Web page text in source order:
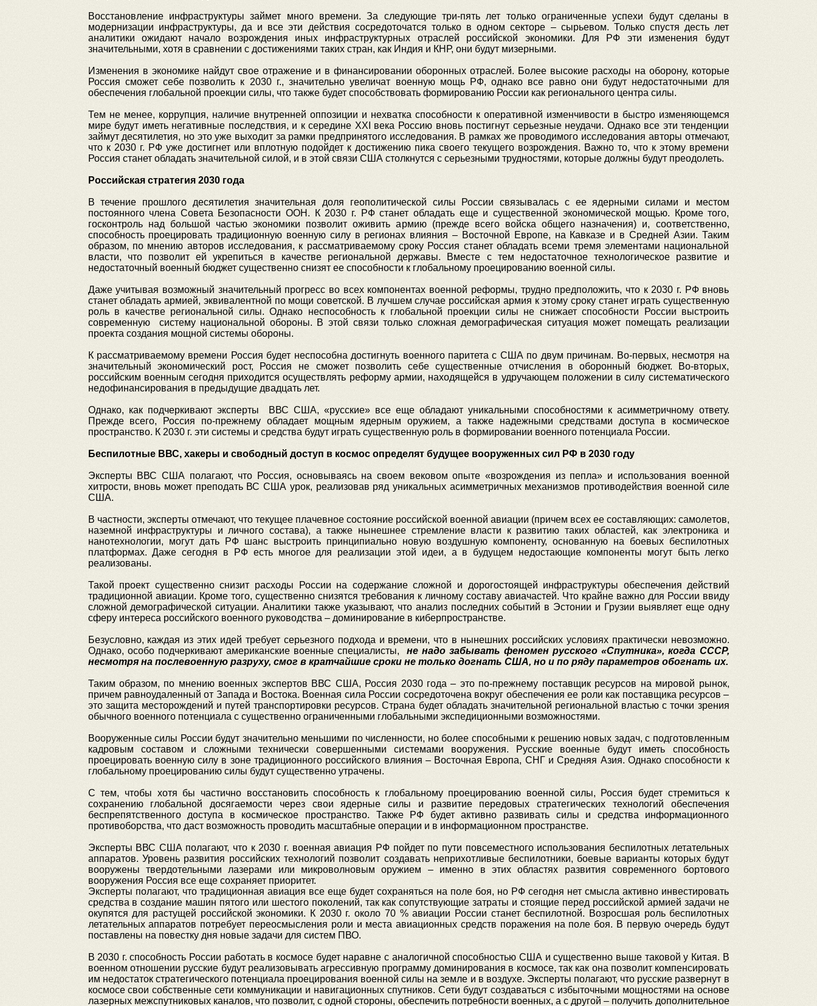
Восстановление инфраструктуры займет много времени. За следующие три-пять лет только ограниченные успехи будут сделаны в
модернизации инфраструктуры, да и все эти действия сосредоточатся только в одном секторе – сырьевом. Только спустя десть лет
аналитики ожидают начало возрождения иных инфраструктурных отраслей российской экономики. Для РФ эти изменения будут
значительными, хотя в сравнении с достижениями таких стран, как Индия и КНР, они будут мизерными.
Изменения в экономике найдут свое отражение и в финансировании оборонных отраслей. Более высокие расходы на оборону, которые
Россия сможет себе позволить к 2030 г., значительно увеличат военную мощь РФ, однако все равно они будут недостаточными для
обеспечения глобальной проекции силы, что также будет способствовать формированию России как регионального центра силы.
Тем не менее, коррупция, наличие внутренней оппозиции и нехватка способности к оперативной изменчивости в быстро изменяющемся
мире будут иметь негативные последствия, и к середине XXI века Россию вновь постигнут серьезные неудачи. Однако все эти тенденции
займут десятилетия, но это уже выходит за рамки предпринятого исследования. В рамках же проводимого исследования авторы отмечают,
что к 2030 г. РФ уже достигнет или вплотную подойдет к достижению пика своего текущего возрождения. Важно то, что к этому времени
Россия станет обладать значительной силой, и в этой связи США столкнутся с серьезными трудностями, которые должны будут преодолеть.
Российская стратегия 2030 года
В течение прошлого десятилетия значительная доля геополитической силы России связывалась с ее ядерными силами и местом
постоянного члена Совета Безопасности ООН. К 2030 г. РФ станет обладать еще и существенной экономической мощью. Кроме того,
госконтроль над большой частью экономики позволит оживить армию (прежде всего войска общего назначения) и, соответственно,
способность проецировать традиционную военную силу в регионах влияния – Восточной Европе, на Кавказе и в Средней Азии. Таким
образом, по мнению авторов исследования, к рассматриваемому сроку Россия станет обладать всеми тремя элементами национальной
власти, что позволит ей укрепиться в качестве региональной державы. Вместе с тем недостаточное технологическое развитие и
недостаточный военный бюджет существенно снизят ее способности к глобальному проецированию военной силы.
Даже учитывая возможный значительный прогресс во всех компонентах военной реформы, трудно предположить, что к 2030 г. РФ вновь
станет обладать армией, эквивалентной по мощи советской. В лучшем случае российская армия к этому сроку станет играть существенную
роль в качестве региональной силы. Однако неспособность к глобальной проекции силы не снижает способности России выстроить
современную систему национальной обороны. В этой связи только сложная демографическая ситуация может помещать реализации
проекта создания мощной системы обороны.
К рассматриваемому времени Россия будет неспособна достигнуть военного паритета с США по двум причинам. Во-первых, несмотря на
значительный экономический рост, Россия не сможет позволить себе существенные отчисления в оборонный бюджет. Во-вторых,
российским военным сегодня приходится осуществлять реформу армии, находящейся в удручающем положении в силу систематического
недофинансирования в предыдущие двадцать лет.
Однако, как подчеркивают эксперты ВВС США, «русские» все еще обладают уникальными способностями к асимметричному ответу.
Прежде всего, Россия по-прежнему обладает мощным ядерным оружием, а также надежными средствами доступа в космическое
пространство. К 2030 г. эти системы и средства будут играть существенную роль в формировании военного потенциала России.
Беспилотные ВВС, хакеры и свободный доступ в космос определят будущее вооруженных сил РФ в 2030 году
Эксперты ВВС США полагают, что Россия, основываясь на своем вековом опыте «возрождения из пепла» и использования военной
хитрости, вновь может преподать ВС США урок, реализовав ряд уникальных асимметричных механизмов противодействия военной силе
США.
В частности, эксперты отмечают, что текущее плачевное состояние российской военной авиации (причем всех ее составляющих: самолетов,
наземной инфраструктуры и личного состава), а также нынешнее стремление власти к развитию таких областей, как электроника и
нанотехнологии, могут дать РФ шанс выстроить принципиально новую воздушную компоненту, основанную на боевых беспилотных
платформах. Даже сегодня в РФ есть многое для реализации этой идеи, а в будущем недостающие компоненты могут быть легко
реализованы.
Такой проект существенно снизит расходы России на содержание сложной и дорогостоящей инфраструктуры обеспечения действий
традиционной авиации. Кроме того, существенно снизятся требования к личному составу авиачастей. Что крайне важно для России ввиду
сложной демографической ситуации. Аналитики также указывают, что анализ последних событий в Эстонии и Грузии выявляет еще одну
сферу интереса российского военного руководства – доминирование в киберпространстве.
Безусловно, каждая из этих идей требует серьезного подхода и времени, что в нынешних российских условиях практически невозможно.
Однако, особо подчеркивают американские военные специалисты, не надо забывать феномен русского «Спутника», когда СССР,
несмотря на послевоенную разруху, смог в кратчайшие сроки не только догнать США, но и по ряду параметров обогнать их.
Таким образом, по мнению военных экспертов ВВС США, Россия 2030 года – это по-прежнему поставщик ресурсов на мировой рынок,
причем равноудаленный от Запада и Востока. Военная сила России сосредоточена вокруг обеспечения ее роли как поставщика ресурсов –
это защита месторождений и путей транспортировки ресурсов. Страна будет обладать значительной региональной властью с точки зрения
обычного военного потенциала с существенно ограниченными глобальными экспедиционными возможностями.
Вооруженные силы России будут значительно меньшими по численности, но более способными к решению новых задач, с подготовленным
кадровым составом и сложными технически совершенными системами вооружения. Русские военные будут иметь способность
проецировать военную силу в зоне традиционного российского влияния – Восточная Европа, СНГ и Средняя Азия. Однако способности к
глобальному проецированию силы будут существенно утрачены.
С тем, чтобы хотя бы частично восстановить способность к глобальному проецированию военной силы, Россия будет стремиться к
сохранению глобальной досягаемости через свои ядерные силы и развитие передовых стратегических технологий обеспечения
беспрепятственного доступа в космическое пространство. Также РФ будет активно развивать силы и средства информационного
противоборства, что даст возможность проводить масштабные операции и в информационном пространстве.
Эксперты ВВС США полагают, что к 2030 г. военная авиация РФ пойдет по пути повсеместного использования беспилотных летательных
аппаратов. Уровень развития российских технологий позволит создавать неприхотливые беспилотники, боевые варианты которых будут
вооружены твердотельными лазерами или микроволновым оружием – именно в этих областях развития современного бортового
вооружения Россия все еще сохраняет приоритет.
Эксперты полагают, что традиционная авиация все еще будет сохраняться на поле боя, но РФ сегодня нет смысла активно инвестировать
средства в создание машин пятого или шестого поколений, так как сопутствующие затраты и стоящие перед российской армией задачи не
окупятся для растущей российской экономики. К 2030 г. около 70 % авиации России станет беспилотной. Возросшая роль беспилотных
летательных аппаратов потребует переосмысления роли и места авиационных средств поражения на поле боя. В первую очередь будут
поставлены на повестку дня новые задачи для систем ПВО.
В 2030 г. способность России работать в космосе будет наравне с аналогичной способностью США и существенно выше таковой у Китая. В
военном отношении русские будут реализовывать агрессивную программу доминирования в космосе, так как она позволит компенсировать
им недостаток стратегического потенциала проецирования военной силы на земле и в воздухе. Эксперты полагают, что русские развернут в
космосе свои собственные сети коммуникации и навигационных спутников. Сети будут создаваться с избыточными мощностями на основе
лазерных межспутниковых каналов, что позволит, с одной стороны, обеспечить потребности военных, а с другой – получить дополнительное